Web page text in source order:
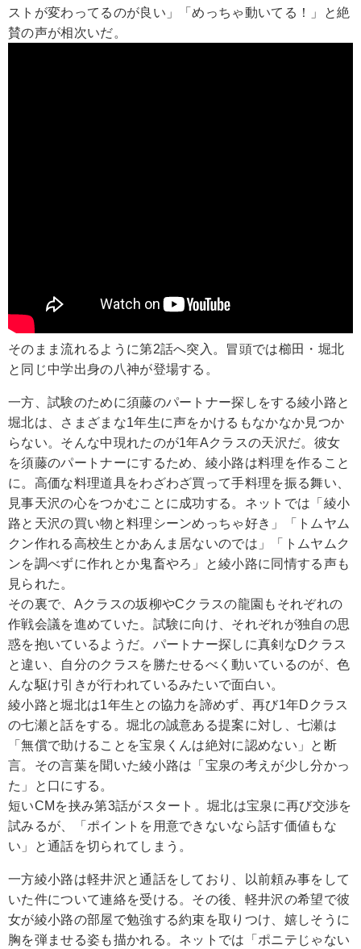
ストが変わってるのが良い」「めっちゃ動いてる！」と絶
賛の声が相次いだ。
そのまま流れるように第2話へ突入。冒頭では櫛田・堀北
と同じ中学出身の八神が登場する。
一方、試験のために須藤のパートナー探しをする綾小路と
堀北は、さまざまな1年生に声をかけるもなかなか見つか
らない。そんな中現れたのが1年Aクラスの天沢だ。彼女
を須藤のパートナーにするため、綾小路は料理を作ること
に。高価な料理道具をわざわざ買って手料理を振る舞い、
見事天沢の心をつかむことに成功する。ネットでは「綾小
路と天沢の買い物と料理シーンめっちゃ好き」「トムヤム
クン作れる高校生とかあんま居ないのでは」「トムヤムク
ンを調べずに作れとか鬼畜やろ」と綾小路に同情する声も
見られた。
その裏で、Aクラスの坂柳やCクラスの龍園もそれぞれの
作戦会議を進めていた。試験に向け、それぞれが独自の思
惑を抱いているようだ。パートナー探しに真剣なDクラス
と違い、自分のクラスを勝たせるべく動いているのが、色
んな駆け引きが行われているみたいで面白い。
綾小路と堀北は1年生との協力を諦めず、再び1年Dクラス
の七瀬と話をする。堀北の誠意ある提案に対し、七瀬は
「無償で助けることを宝泉くんは絶対に認めない」と断
言。その言葉を聞いた綾小路は「宝泉の考えが少し分かっ
た」と口にする。
短いCMを挟み第3話がスタート。堀北は宝泉に再び交渉を
試みるが、「ポイントを用意できないなら話す価値もな
い」と通話を切られてしまう。
一方綾小路は軽井沢と通話をしており、以前頼み事をして
いた件について連絡を受ける。その後、軽井沢の希望で彼
女が綾小路の部屋で勉強する約束を取りつけ、嬉しそうに
胸を弾ませる姿も描かれる。ネットでは「ポニテじゃない